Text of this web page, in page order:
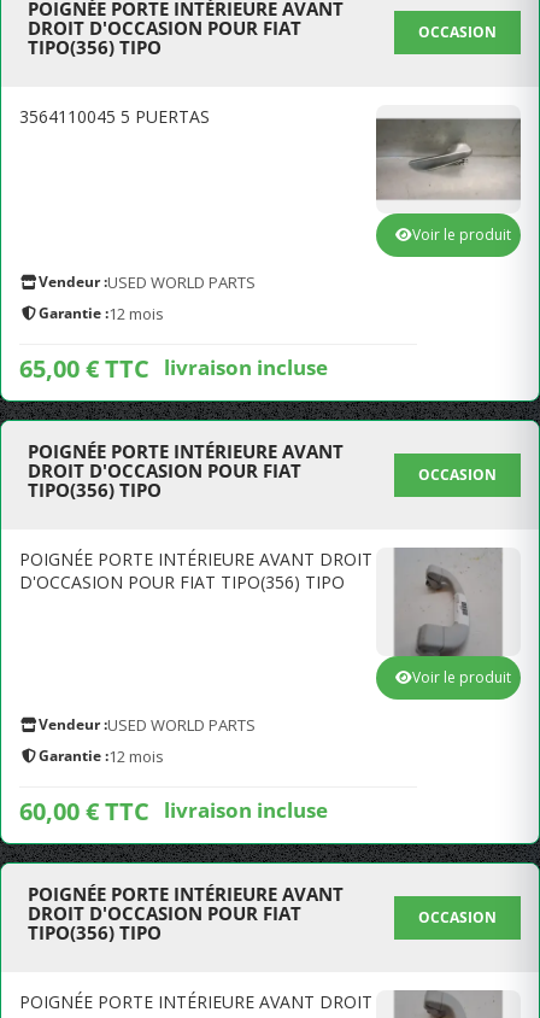
POIGNÉE PORTE INTÉRIEURE AVANT
DROIT D'OCCASION POUR FIAT
TIPO(356) TIPO
OCCASION
3564110045 5 PUERTAS
Vendeur :USED WORLD PARTS
Garantie :12 mois
65,00 € TTC livraison incluse
Voir le produit
POIGNÉE PORTE INTÉRIEURE AVANT
DROIT D'OCCASION POUR FIAT
TIPO(356) TIPO
OCCASION
POIGNÉE PORTE INTÉRIEURE AVANT DROIT
D'OCCASION POUR FIAT TIPO(356) TIPO
Vendeur :USED WORLD PARTS
Garantie :12 mois
60,00 € TTC livraison incluse
Voir le produit
POIGNÉE PORTE INTÉRIEURE AVANT
DROIT D'OCCASION POUR FIAT
TIPO(356) TIPO
OCCASION
POIGNÉE PORTE INTÉRIEURE AVANT DROIT